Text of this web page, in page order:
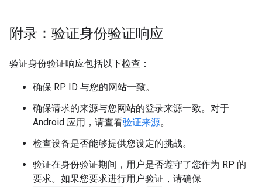
附录：验证身份验证响应
验证身份验证响应包括以下检查：
确保 RP ID 与您的网站一致。
确保请求的来源与您网站的登录来源一致。对于
Android 应用，请查看验证来源。
检查设备是否能够提供您设定的挑战。
验证在身份验证期间，用户是否遵守了您作为 RP 的
要求。如果您要求进行用户验证，请确保